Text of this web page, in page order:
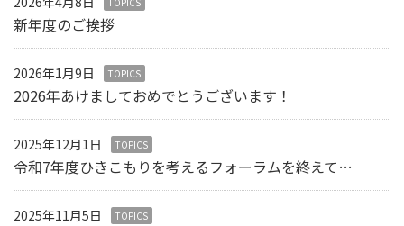
新年度のご挨拶
2026年1月9日 TOPICS
2026年あけましておめでとうございます！
2025年12月1日 TOPICS
令和7年度ひきこもりを考えるフォーラムを終えて…
2025年11月5日 TOPICS